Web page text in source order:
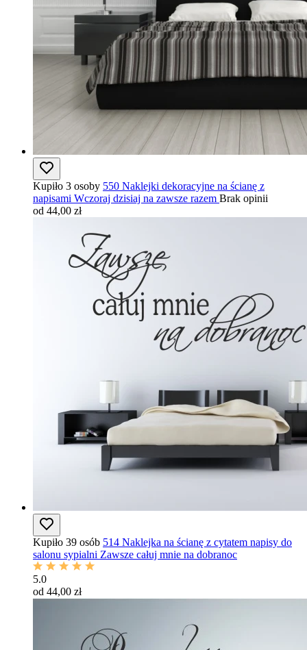
Kupiło 3 osoby 550 Naklejki dekoracyjne na ścianę z
napisami Wczoraj dzisiaj na zawsze razem Brak opinii
od 44,00 zł
Kupiło 39 osób 514 Naklejka na ścianę z cytatem napisy do
salonu sypialni Zawsze całuj mnie na dobranoc
5.0
od 44,00 zł